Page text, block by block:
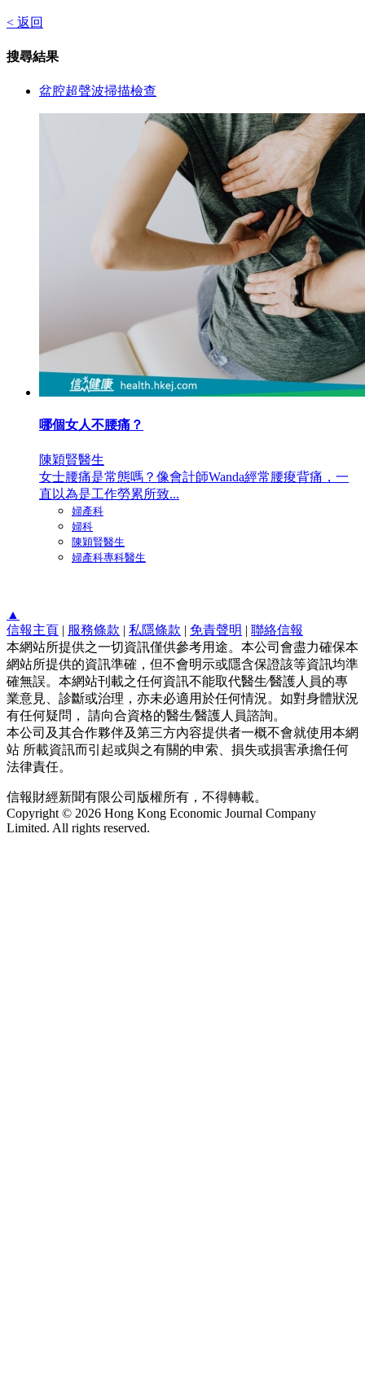
< 返回
搜尋結果
盆腔超聲波掃描檢查
哪個女人不腰痛？
陳穎賢醫生
女士腰痛是常態嗎？像會計師Wanda經常腰痠背痛，一
直以為是工作勞累所致...
婦產科
婦科
陳穎賢醫生
婦產科專科醫生
▲
信報主頁 | 服務條款 | 私隱條款 | 免責聲明 | 聯絡信報
本網站所提供之一切資訊僅供參考用途。本公司會盡力確保本
網站所提供的資訊準確，但不會明示或隱含保證該等資訊均準
確無誤。本網站刊載之任何資訊不能取代醫生∕醫護人員的專
業意見、診斷或治理，亦未必適用於任何情況。如對身體狀況
有任何疑問， 請向合資格的醫生∕醫護人員諮詢。
本公司及其合作夥伴及第三方內容提供者一概不會就使用本網
站 所載資訊而引起或與之有關的申索、損失或損害承擔任何
法律責任。
信報財經新聞有限公司版權所有，不得轉載。
Copyright © 2026 Hong Kong Economic Journal Company
Limited. All rights reserved.